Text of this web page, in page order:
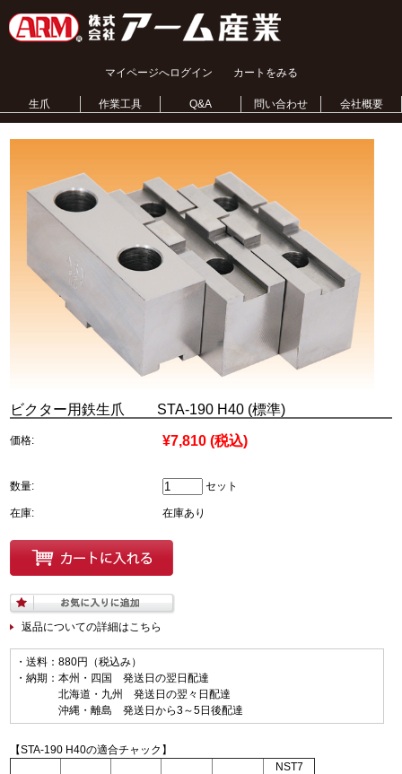
マイページへログイン カートをみる
生爪 作業工具 Q&A 問い合わせ 会社概要
ビクター用鉄生爪 STA-190 H40 (標準)
価格: ¥7,810 (税込)
数量: セット
在庫: 在庫あり
返品についての詳細はこちら
・送料：880円（税込み）
・納期：本州・四国 発送日の翌日配達
北海道・九州 発送日の翌々日配達
沖縄・離島 発送日から3～5日後配達
【STA-190 H40の適合チャック】
NST7